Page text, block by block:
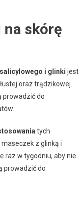
skórę
i glinki jest
oraz trądzikowej.
prowadzić do
tych
maseczek z glinką i
raz w tygodniu, aby nie
prowadzić do